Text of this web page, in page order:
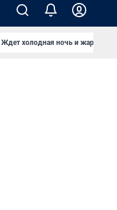
Ждет холодная ночь и жаркий